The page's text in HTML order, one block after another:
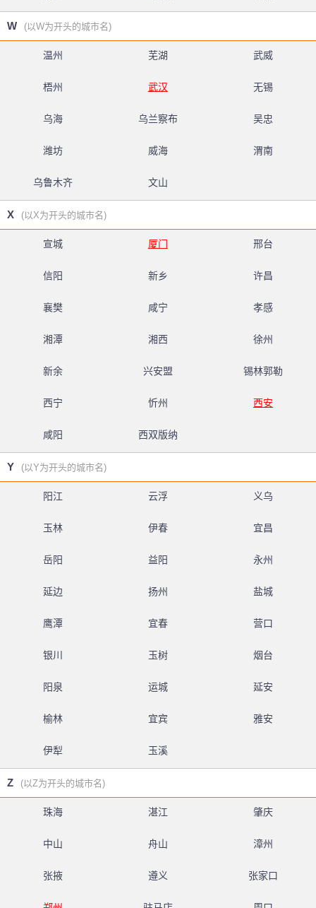
W (以W为开头的城市名)
温州 芜湖 武威
梧州 武汉 无锡
乌海 乌兰察布 吴忠
潍坊 威海 渭南
乌鲁木齐 文山
X (以X为开头的城市名)
宣城 厦门 邢台
信阳 新乡 许昌
襄樊 咸宁 孝感
湘潭 湘西 徐州
新余 兴安盟 锡林郭勒
西宁 忻州 西安
咸阳 西双版纳
Y (以Y为开头的城市名)
阳江 云浮 义乌
玉林 伊春 宜昌
岳阳 益阳 永州
延边 扬州 盐城
鹰潭 宜春 营口
银川 玉树 烟台
阳泉 运城 延安
榆林 宜宾 雅安
伊犁 玉溪
Z (以Z为开头的城市名)
珠海 湛江 肇庆
中山 舟山 漳州
张掖 遵义 张家口